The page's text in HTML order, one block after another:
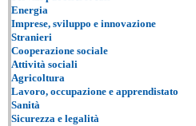
Energia
Imprese, sviluppo e innovazione
Stranieri
Cooperazione sociale
Attività sociali
Agricoltura
Lavoro, occupazione e apprendistato
Sanità
Sicurezza e legalità